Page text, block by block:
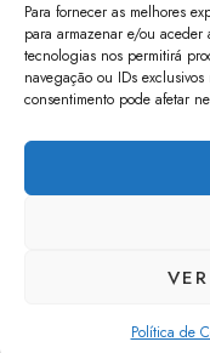
Para fornecer as melhores
para armazenar e/ou aceder
tecnologias nos permitirá
navegação ou IDs
consentimento pode afetar
Política de
© 2025 -